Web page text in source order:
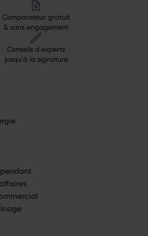
Comparateur gratuit
& sans engagement
Conseils d'experts
jusqu'à la signature